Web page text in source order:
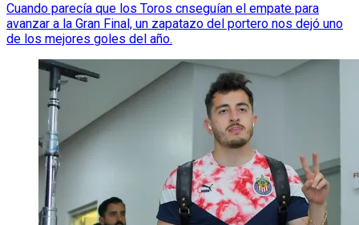
Cuando parecía que los Toros cnseguían el empate para
avanzar a la Gran Final, un zapatazo del portero nos dejó uno
de los mejores goles del año.